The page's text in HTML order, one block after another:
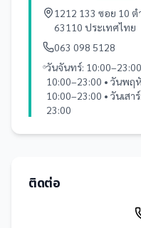
1212 133 ซอย 10
63110 ประเทศไทย
063 098 5128
วันจันทร์:
10:00–23:00 • วันพฤ
10:00–23:00 • วันเส
23:00
ติดต่อ